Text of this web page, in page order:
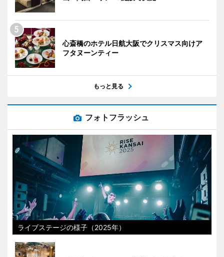
心斎橋のホテル日航大阪でクリスマス向けア
フタヌーンティー
もっと見る
フォトフラッシュ
ライブステージの様子（2025年）